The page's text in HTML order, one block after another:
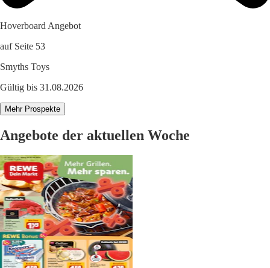
Hoverboard Angebot
auf Seite 53
Smyths Toys
Gültig bis 31.08.2026
Mehr Prospekte
Angebote der aktuellen Woche